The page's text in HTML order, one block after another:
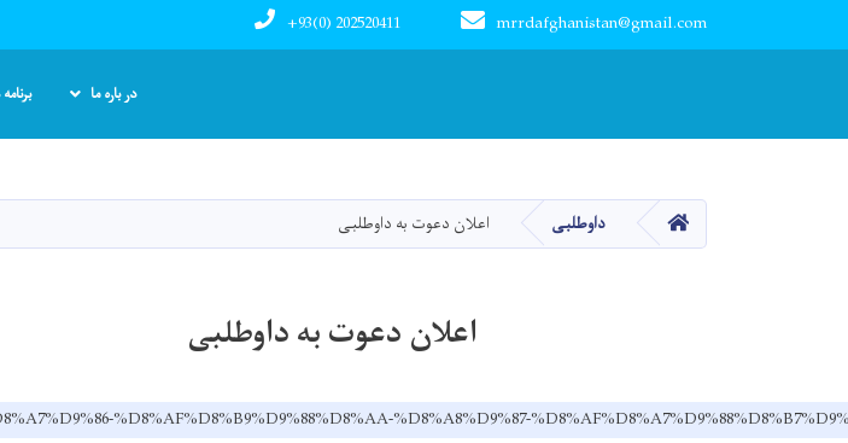
mrrdafghanistan@gmail.com
+93(0) 202520411
در باره ما
صفحه اصلیداوطلبی اعلان دعوت به داوطلبی
اعلان دعوت به داوطلبی
%D8%AF%D8%B9%D9%88%D8%AA-%D8%A8%D9%87-